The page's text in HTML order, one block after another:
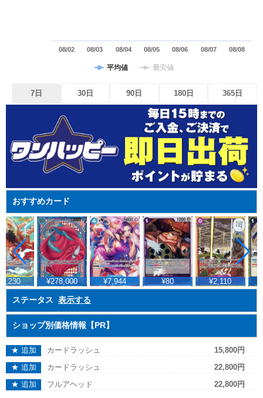
平均値 最安値
08/02 08/03 08/04 08/05 08/06 08/07 08/08
7日 30日 90日 180日 365日
おすすめカード
¥278,000 ¥7,944 ¥80 ¥2,110
ステータス 表示する
ショップ別価格情報【PR】
★ 追加 カードラッシュ
15,800円
★ 追加
カードラッシュ
22,800円
★ 追加
フルアヘッド 22,800円